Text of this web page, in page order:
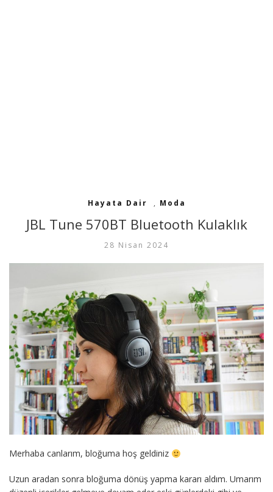
Hayata Dair , Moda
JBL Tune 570BT Bluetooth Kulaklık
28 Nisan 2024
Merhaba canlarım, bloğuma hoş geldiniz
Uzun aradan sonra bloğuma dönüş yapma kararı aldım. Umarım